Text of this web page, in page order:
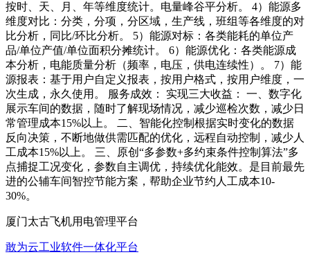
按时、天、月、年等维度统计。电量峰谷平分析。 4）能源多
维度对比：分类，分项，分区域，生产线，班组等各维度的对
比分析，同比/环比分析。 5）能源对标：各类能耗的单位产
品/单位产值/单位面积分摊统计。 6）能源优化：各类能源成
本分析，电能质量分析（频率，电压，供电连续性）。 7）能
源报表：基于用户自定义报表，按用户格式，按用户维度，一
次生成，永久使用。 服务成效： 实现三大收益： 一、数字化
展示车间的数据，随时了解现场情况，减少巡检次数，减少日
常管理成本15%以上。 二、智能化控制根据实时变化的数据
反向决策，不断地做供需匹配的优化，远程自动控制，减少人
工成本15%以上。 三、原创“多参数+多约束条件控制算法”多
点捕捉工况变化，参数自主调优，持续优化能效。是目前最先
进的公辅车间智控节能方案，帮助企业节约人工成本10-
30%。
厦门太古飞机用电管理平台
敢为云工业软件一体化平台